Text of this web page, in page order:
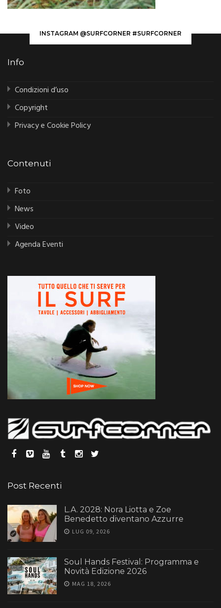
INSTAGRAM @SURFCORNER #SURFCORNER
Info
Condizioni d’uso
Copyright
Privacy e Cookie Policy
Contenuti
Foto
News
Video
Agenda Eventi
Post Recenti
L.A. 2028: Nora Liotta e Zoe
Benedetto diventano Azzurre
LUG 09, 2026
Soul Hands Festival: Programma e
Novità Edizione 2026
MAG 18, 2026